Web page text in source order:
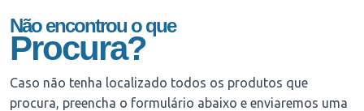
Não encontrou o que
Procura?
Caso não tenha localizado todos os produtos que
procura, preencha o formulário abaixo e enviaremos uma